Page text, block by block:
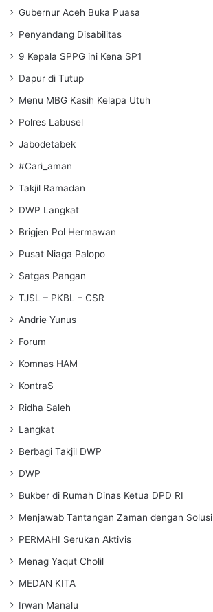
Gubernur Aceh Buka Puasa
Penyandang Disabilitas
9 Kepala SPPG ini Kena SP1
Dapur di Tutup
Menu MBG Kasih Kelapa Utuh
Polres Labusel
Jabodetabek
#Cari_aman
Takjil Ramadan
DWP Langkat
Brigjen Pol Hermawan
Pusat Niaga Palopo
Satgas Pangan
TJSL – PKBL – CSR
Andrie Yunus
Forum
Komnas HAM
KontraS
Ridha Saleh
Langkat
Berbagi Takjil DWP
DWP
Bukber di Rumah Dinas Ketua DPD RI
Menjawab Tantangan Zaman dengan Solusi
PERMAHI Serukan Aktivis
Menag Yaqut Cholil
MEDAN KITA
Irwan Manalu